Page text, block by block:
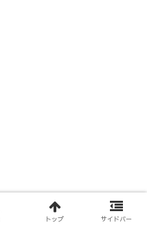
トップ サイドバー